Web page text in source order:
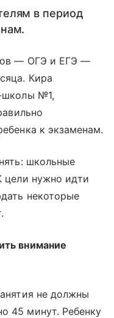
в период
— ОГЭ и ЕГЭ —
Кира
школы №1,
к экзаменам.
школьные
цели нужно идти
некоторые
внимание
не должны
45 минут. Ребенку